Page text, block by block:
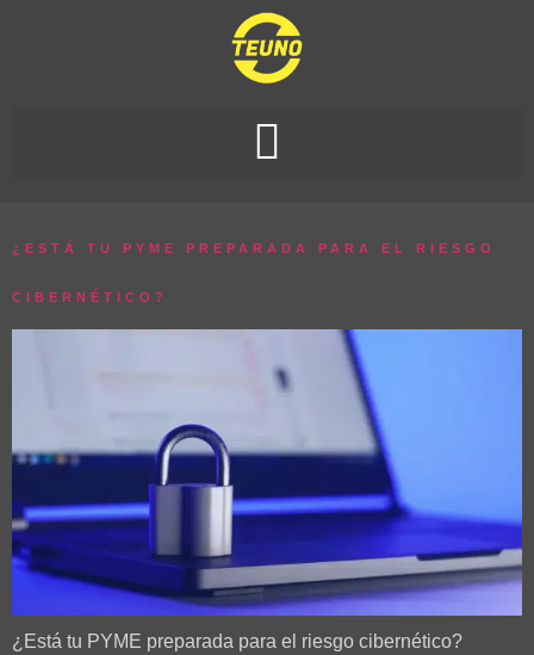
¿ESTÁ TU PYME PREPARADA PARA EL RIESGO
CIBERNÉTICO?
¿Está tu PYME preparada para el riesgo cibernético?